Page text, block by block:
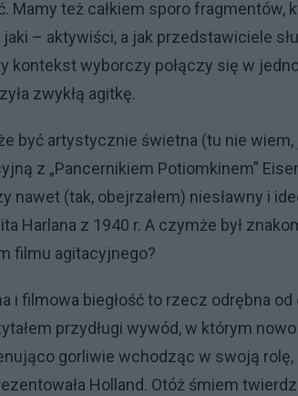
Mamy też całkiem sporo
jaki – aktywiści, a jak przedstawiciele
kontekst wyborczy połączy się w
zwykłą agitkę.
być artystycznie świetna (tu nie
z „Pancernikiem Potiomkinem”
nawet (tak, obejrzałem) niesławny i
Harlana z 1940 r. A czymże był
filmu agitacyjnego?
i filmowa biegłość to rzecz odrębna
przydługi wywód, w którym
gorliwie wchodząc w swoją
Holland. Otóż śmiem